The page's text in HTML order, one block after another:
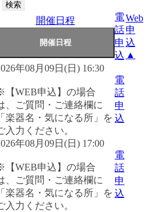
開催日程
電
話
申
込
Web
申
込
▲
年08月09日(日) 16:30
【WEB申込】の場合
、ご質問・ご連絡欄に
「楽器名・気になる所」を
入力ください。
電
話
申
込
年08月09日(日) 17:00
【WEB申込】の場合
、ご質問・ご連絡欄に
「楽器名・気になる所」を
入力ください。
電
話
申
込